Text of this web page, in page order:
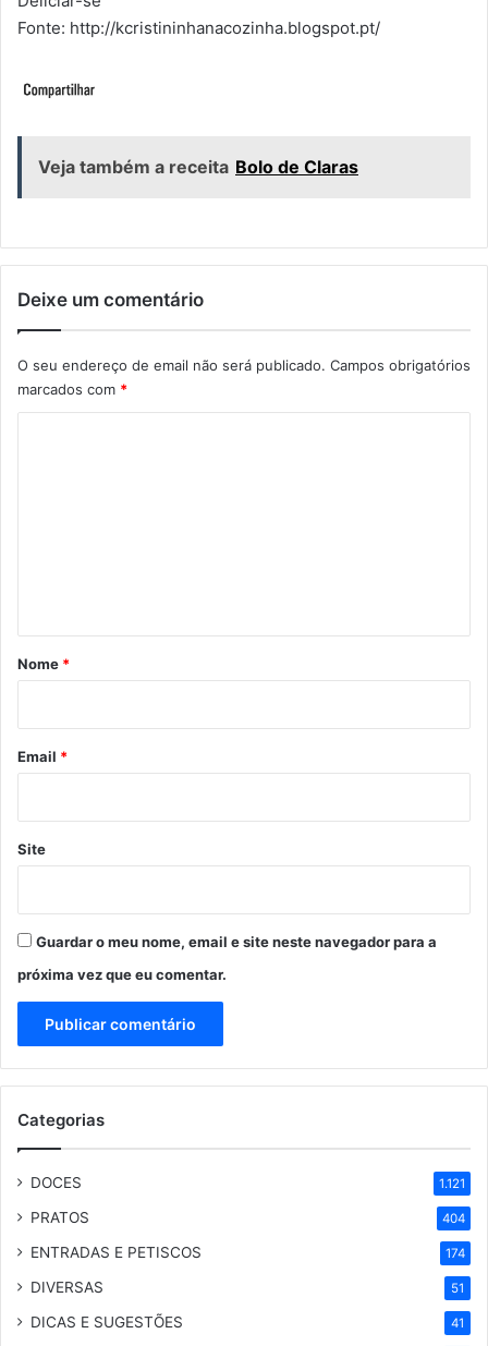
Fonte: http://kcristininhanacozinha.blogspot.pt/
Veja também a receita Bolo de Claras
Deixe um comentário
O seu endereço de email não será publicado. Campos obrigatórios
marcados com *
r
*
Nome *
Email *
Site
Guardar o meu nome, email e site neste navegador para a
próxima vez que eu comentar.
Categorias
DOCES 1.121
PRATOS 404
ENTRADAS E PETISCOS 174
DIVERSAS 51
DICAS E SUGESTÕES 41